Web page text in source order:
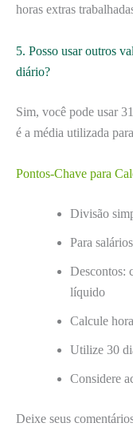
horas extras
5. Posso usar outros
diário?
Sim, você pode usar
é a média utilizada
Pontos-Chave para
Divisão
Para
Descontos:
líquido
Calcule
Utilize 30
Considere
Deixe seus